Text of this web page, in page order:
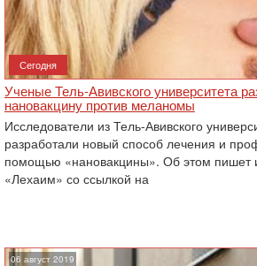
Сегодня
Ученые Тель-Авивского университета
нановакцину против меланомы
Исследователи из Тель-Авивского
разработали новый способ лечения и
помощью «нановакцины». Об этом пишет
«Лехаим» со ссылкой на
06 август 2019